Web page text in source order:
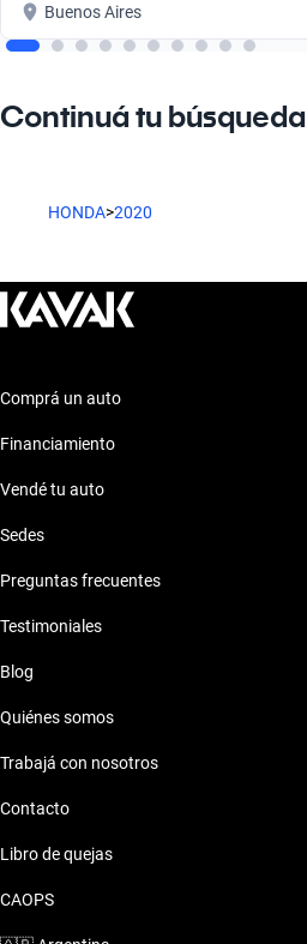
Buenos Aires
Continuá tu búsqueda
HONDA>2020
Comprá un auto
Financiamiento
Vendé tu auto
Sedes
Preguntas frecuentes
Testimoniales
Blog
Quiénes somos
Trabajá con nosotros
Contacto
Libro de quejas
CAOPS